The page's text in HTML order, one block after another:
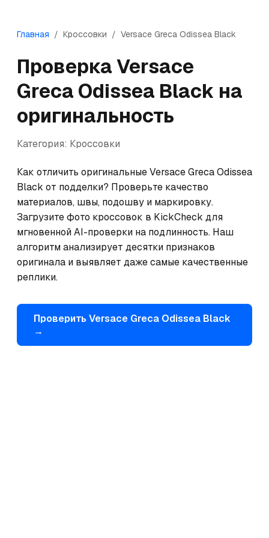
Главная / Кроссовки / Versace Greca Odissea Black
ПроверкаVersace
Greca Odissea Black на
оригинальность
Категория: Кроссовки
Как отличить оригинальные Versace Greca Odissea
Black от подделки? Проверьте качество
материалов, швы, подошву и маркировку.
Загрузите фото кроссовок в KickCheck для
мгновенной AI-проверки на подлинность. Наш
алгоритм анализирует десятки признаков
оригинала и выявляет даже самые качественные
реплики.
Проверить Versace Greca Odissea Black
→